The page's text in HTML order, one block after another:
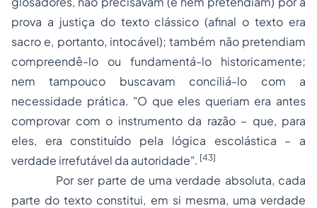
prova a justiça do texto clássico (afinal o texto era
sacro e, portanto, intocável); também não pretendiam
compreendê-lo ou fundamentá-lo historicamente;
nem tampouco buscavam conciliá-lo com a
necessidade prática. "O que eles queriam era antes
comprovar com o instrumento da razão – que, para
eles, era constituído pela lógica escolástica – a
verdade irrefutável da autoridade". [43]
Por ser parte de uma verdade absoluta, cada
parte do texto constitui, em si mesma, uma verdade